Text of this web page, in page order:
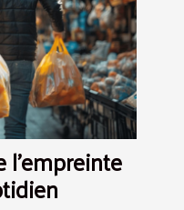
l'empreinte